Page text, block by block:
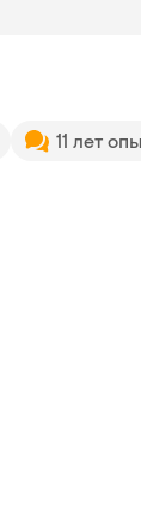
11 лет